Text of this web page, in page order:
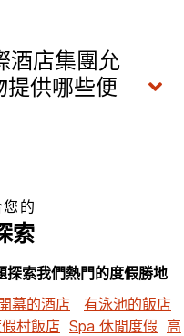
店集團允
提供哪些便
的
索
索我們熱門的度假勝地
幕的酒店
有泳池的飯店
村飯店 Spa 休閒度假 高